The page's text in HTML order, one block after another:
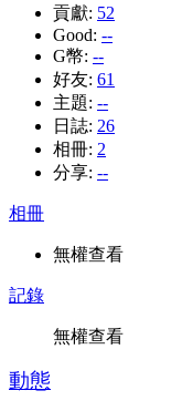
貢獻: 52
Good: --
G幣: --
好友: 61
主題: --
日誌: 26
相冊: 2
分享: --
相冊
無權查看
記錄
無權查看
動態